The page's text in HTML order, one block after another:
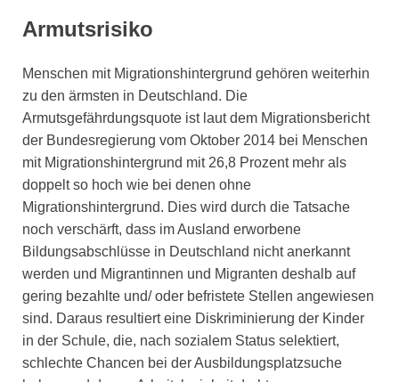
Armutsrisiko
Menschen mit Migrationshintergrund gehören weiterhin
zu den ärmsten in Deutschland. Die
Armutsgefährdungsquote ist laut dem Migrationsbericht
der Bundesregierung vom Oktober 2014 bei Menschen
mit Migrationshintergrund mit 26,8 Prozent mehr als
doppelt so hoch wie bei denen ohne
Migrationshintergrund. Dies wird durch die Tatsache
noch verschärft, dass im Ausland erworbene
Bildungsabschlüsse in Deutschland nicht anerkannt
werden und Migrantinnen und Migranten deshalb auf
gering bezahlte und/ oder befristete Stellen angewiesen
sind. Daraus resultiert eine Diskriminierung der Kinder
in der Schule, die, nach sozialem Status selektiert,
schlechte Chancen bei der Ausbildungsplatzsuche